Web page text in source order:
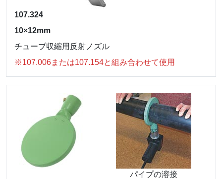
107.324
10×12mm
チューブ収縮用反射ノズル
※107.006または107.154と組み合わせて使用
パイプの溶接